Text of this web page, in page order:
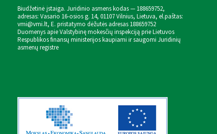
Biudžetinė įstaiga. Juridinio asmens kodas — 188659752,
adresas: Vasario 16-osios g. 14, 01107 Vilnius, Lietuva, el.paštas:
vmi@vmi.lt, E. pristatymo dėžutės adresas 188659752
Duomenys apie Valstybinę mokesčių inspekciją prie Lietuvos
Respublikos finansų ministerijos kaupiami ir saugomi Juridinių
asmenų registre